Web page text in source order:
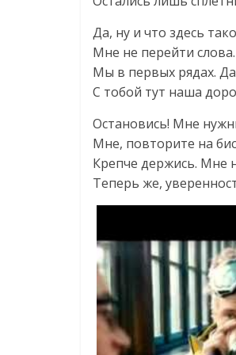
Да, ну и что здесь
Мне не перейти слова.
Мы в первых рядах.
С тобой тут наша
Остановись! Мне
Мне, повторите на
Крепче держись. Мне
Теперь же,